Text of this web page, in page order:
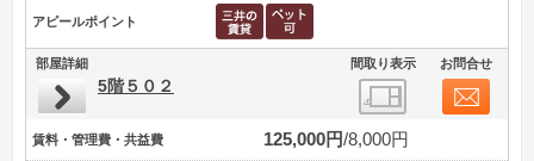
アピールポイント
部屋詳細 間取り表示 お問合せ
5階５０２
賃料・管理費・共益費 125,000円 8,000円